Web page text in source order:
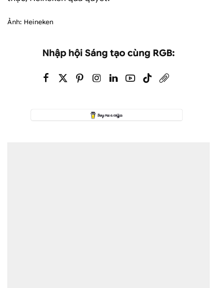
Ảnh: Heineken
Nhập hội Sáng tạo cùng RGB: